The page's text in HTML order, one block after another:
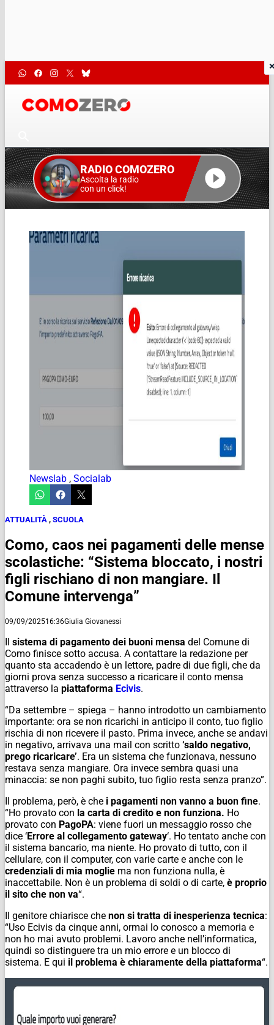
RADIO COMOZERO
Ascolta la radio
con un click!
Newslab , Socialab
ATTUALITÀ , SCUOLA
Como, caos nei pagamenti delle mense
scolastiche: “Sistema bloccato, i nostri
figli rischiano di non mangiare. Il
Comune intervenga”
09/09/202516:36Giulia Giovanessi
Il sistema di pagamento dei buoni mensa del Comune di
Como finisce sotto accusa. A contattare la redazione per
quanto sta accadendo è un lettore, padre di due figli, che da
giorni prova senza successo a ricaricare il conto mensa
attraverso la piattaforma Ecivis.
“Da settembre – spiega – hanno introdotto un cambiamento
importante: ora se non ricarichi in anticipo il conto, tuo figlio
rischia di non ricevere il pasto. Prima invece, anche se andavi
in negativo, arrivava una mail con scritto ‘saldo negativo,
prego ricaricare’. Era un sistema che funzionava, nessuno
restava senza mangiare. Ora invece sembra quasi una
minaccia: se non paghi subito, tuo figlio resta senza pranzo”.
Il problema, però, è che i pagamenti non vanno a buon fine.
“Ho provato con la carta di credito e non funziona. Ho
provato con PagoPA: viene fuori un messaggio rosso che
dice ‘Errore al collegamento gateway‘. Ho tentato anche con
il sistema bancario, ma niente. Ho provato di tutto, con il
cellulare, con il computer, con varie carte e anche con le
credenziali di mia moglie ma non funziona nulla, è
inaccettabile. Non è un problema di soldi o di carte, è proprio
il sito che non va“.
Il genitore chiarisce che non si tratta di inesperienza tecnica:
“Uso Ecivis da cinque anni, ormai lo conosco a memoria e
non ho mai avuto problemi. Lavoro anche nell’informatica,
quindi so distinguere tra un mio errore e un blocco di
sistema. E qui il problema è chiaramente della piattaforma“.